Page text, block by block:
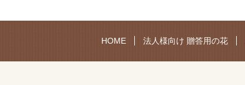
HOME 法人様向け 贈答用の花